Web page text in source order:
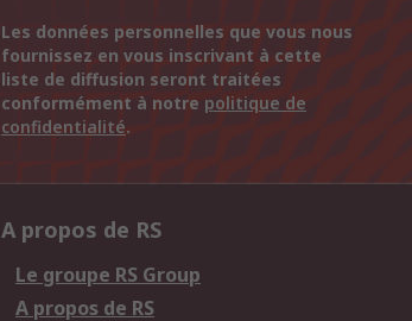
Les données personnelles que vous nous
fournissez en vous inscrivant à cette
liste de diffusion seront traitées
conformément à notre politique de
confidentialité.
A propos de RS
Le groupe RS Group
A propos de RS